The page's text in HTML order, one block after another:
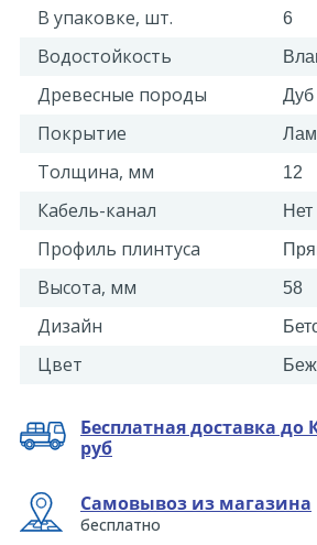
В упаковке, шт. 6
Водостойкость
Древесные породы Дуб
Покрытие
Толщина, мм 12
Кабель-канал Нет
Профиль плинтуса
Высота, мм 58
Дизайн
Цвет
Бесплатная доставка до
руб
Самовывоз из магазина
бесплатно